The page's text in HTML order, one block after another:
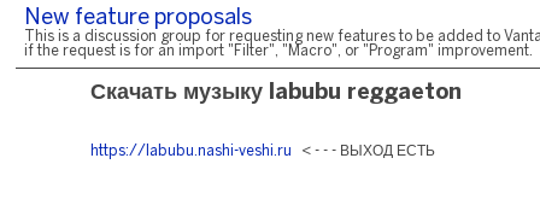
New feature proposals
This is a discussion group for requesting new features to be added to
if the request is for an import "Filter", "Macro", or "Program" improvement.
Скачать музыку labubu reggaeton
https://labubu.nashi-veshi.ru < - - - ВЫХОД ЕСТЬ